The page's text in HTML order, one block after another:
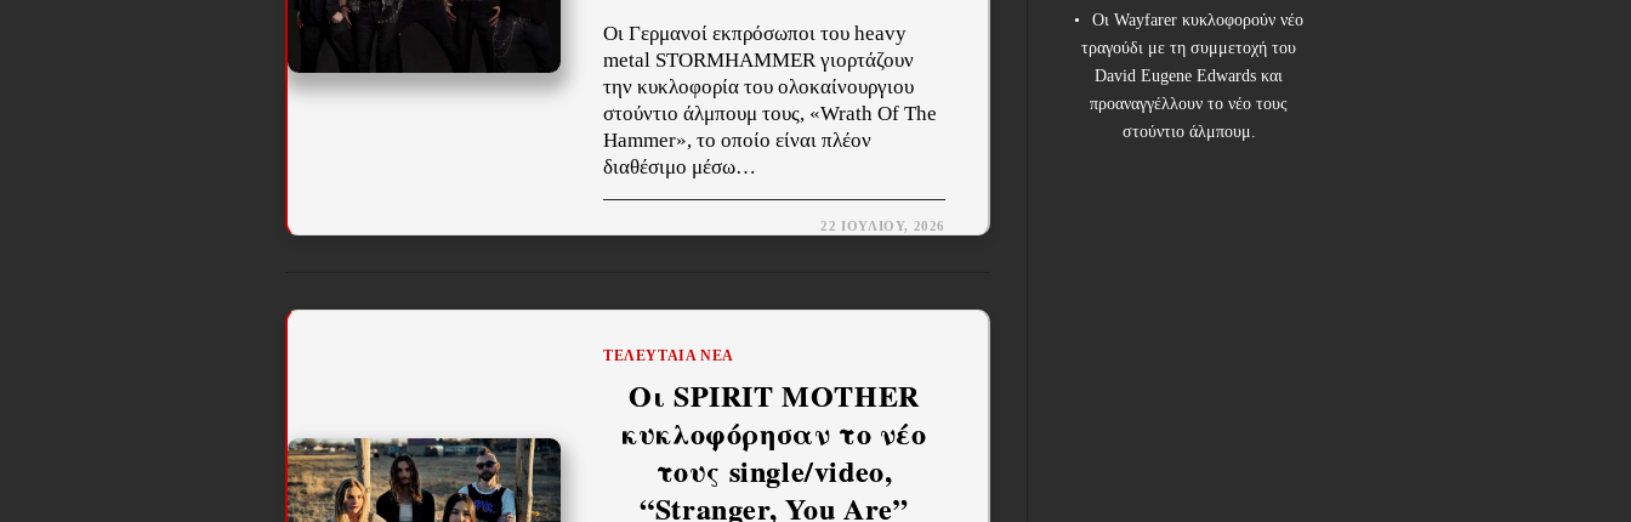
Οι Γερμανοί εκπρόσωποι του heavy
metal STORMHAMMER γιορτάζουν
την κυκλοφορία του ολοκαίνουργιου
στούντιο άλμπουμ τους, «Wrath Of The
Hammer», το οποίο είναι πλέον
διαθέσιμο μέσω…
22 ΙΟΥΛΊΟΥ, 2026
ΤΕΛΕΥΤΑΊΑ ΝΈΑ
Οι SPIRIT MOTHER
κυκλοφόρησαν το νέο
τους single/video,
“Stranger, You Are”
Οι Wayfarer κυκλοφορούν νέο
τραγούδι με τη συμμετοχή του
David Eugene Edwards και
προαναγγέλλουν το νέο τους
στούντιο άλμπουμ.